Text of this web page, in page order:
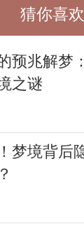
的生活节
。
落代表着
征和暗示
忧和害怕
安，让自
电梯坠落
反，可以
来改善自
猜你喜欢
预兆解梦：
之谜
梦境背后